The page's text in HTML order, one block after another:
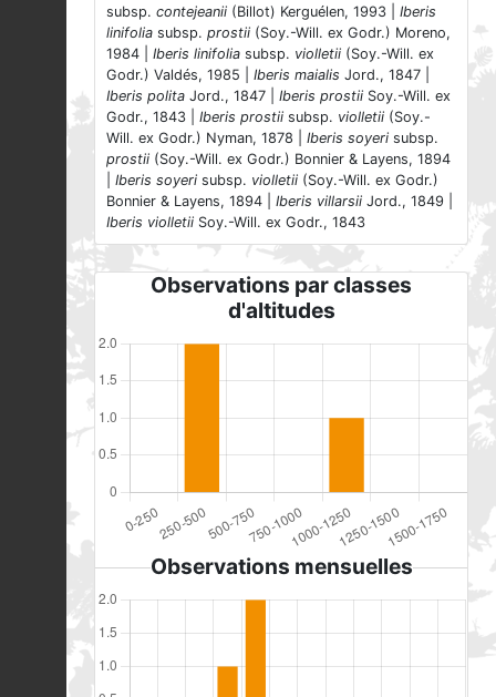
subsp. contejeanii (Billot) Kerguélen, 1993 | Iberis
linifolia subsp. prostii (Soy.-Will. ex Godr.) Moreno,
1984 | Iberis linifolia subsp. violletii (Soy.-Will. ex
Godr.) Valdés, 1985 | Iberis maialis Jord., 1847 |
Iberis polita Jord., 1847 | Iberis prostii Soy.-Will. ex
Godr., 1843 | Iberis prostii subsp. violletii (Soy.-
Will. ex Godr.) Nyman, 1878 | Iberis soyeri subsp.
prostii (Soy.-Will. ex Godr.) Bonnier & Layens, 1894
Iberis soyeri subsp. violletii (Soy.-Will. ex Godr.)
Bonnier & Layens, 1894 | Iberis villarsii Jord., 1849 |
Iberis violletii Soy.-Will. ex Godr., 1843
Observations par classes
d'altitudes
Observations mensuelles